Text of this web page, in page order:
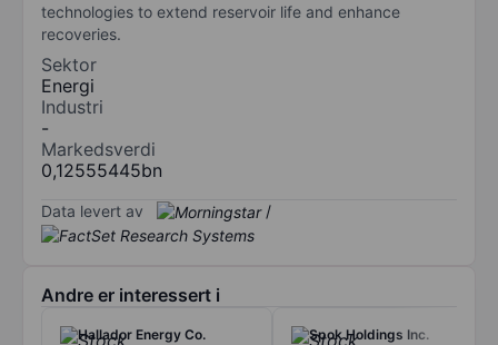
technologies to extend reservoir life and enhance
recoveries.
Sektor
Energi
Industri
-
Markedsverdi
0,12555445bn
Data levert av /
Andre er interessert i
Hallador Energy Co. Spok Holdings Inc.